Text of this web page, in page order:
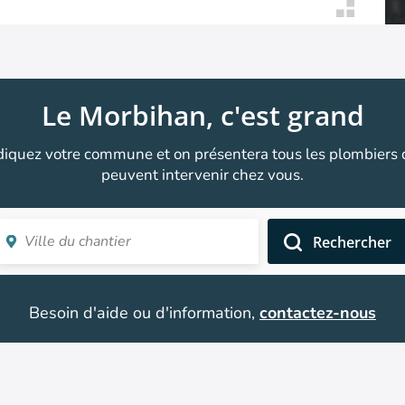
Le Morbihan, c'est grand
votre commune et on présentera tous les plombiers
peuvent intervenir chez vous.
Rechercher
Besoin d'aide ou d'information, contactez-nous